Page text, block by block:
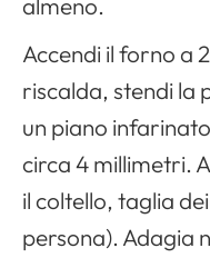
Accendi il forno a
riscalda, stendi la
un piano
circa 4 millimetri.
il coltello, taglia
persona). Adagia